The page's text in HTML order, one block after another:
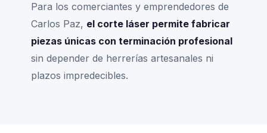
Para los comerciantes y emprendedores de
Carlos Paz, el corte láser permite fabricar
piezas únicas con terminación profesional
sin depender de herrerías artesanales ni
plazos impredecibles.